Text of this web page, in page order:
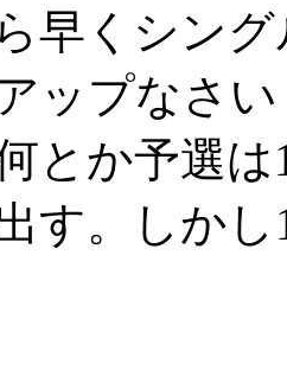
早くシン
ップなさ
とか予選
す。しかし